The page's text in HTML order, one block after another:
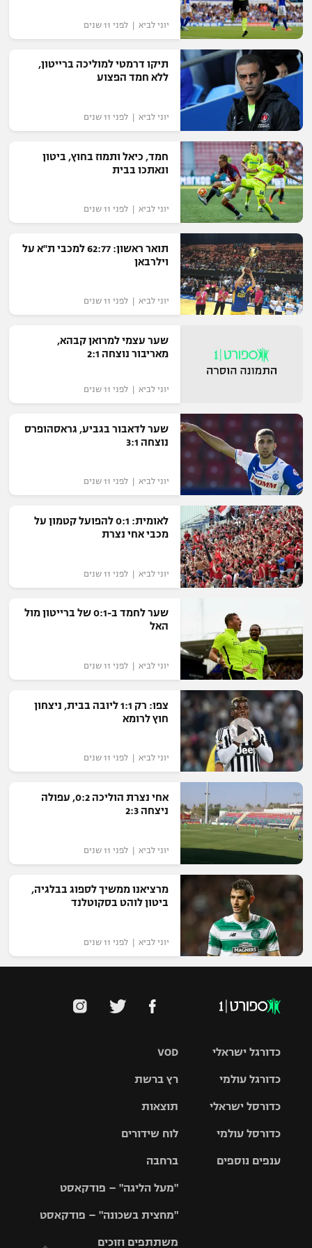
רשיון להקרנה פומבית לבית עסק
הצטרפות לחבילת הערוצים
לוח דרושים – ג'ובנט
תגיות
המגזין
יוני לביא | לפני 11 שנים
תיקו דרמטי למוליכה ברייטון,
ללא חמד הפצוע
יוני לביא | לפני 11 שנים
חמד, כיאל ותמוז בחוץ, ביטון
ונאתכו בבית
יוני לביא | לפני 11 שנים
תואר ראשון: 62:77 למכבי ת"א על
וילרבאן
יוני לביא | לפני 11 שנים
שער עצמי למרואן קבהא,
מאריבור נוצחה 2:1
יוני לביא | לפני 11 שנים
שער לדאבור בגביע, גראסהופרס
נוצחה 3:1
יוני לביא | לפני 11 שנים
לאומית: 0:1 להפועל קטמון על
מכבי אחי נצרת
יוני לביא | לפני 11 שנים
שער לחמד ב-0:1 של ברייטון מול
האל
יוני לביא | לפני 11 שנים
צפו: רק 1:1 ליובה בבית, ניצחון
חוץ לרומא
יוני לביא | לפני 11 שנים
אחי נצרת הוליכה 0:2, עפולה
ניצחה 2:3
יוני לביא | לפני 11 שנים
מרציאנו ממשיך לספוג בבלגיה,
ביטון לוהט בסקוטלנד
יוני לביא | לפני 11 שנים
VOD
רץ ברשת
תוצאות
לוח שידורים
ברחבה
"מעל הליגה" – פודקאסט
"מחצית בשכונה" – פודקאסט
משתתפים וזוכים
כדורגל ישראלי
גביע הטוטו
כדורגל עולמי
האלופות
ליגה
כדורסל ישראלי
סל
כדורסל עולמי
ענפים נוספים